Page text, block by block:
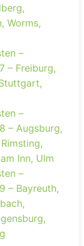
Worms,
–
– Freiburg,
–
– Augsburg,
Inn, Ulm
–
– Bayreuth,